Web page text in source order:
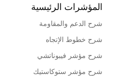
المؤشرات الرئيسية
شرح الدعم والمقاومة
شرح خطوط الإتجاه
شرح مؤشر فيبوناتشي
شرح مؤشر ستوكاستيك